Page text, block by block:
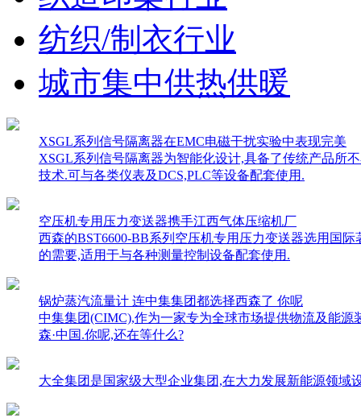
纺织/制衣行业
城市集中供热供暖
XSGL系列信号隔离器在EMC电磁干扰实验中表现完美
XSGL系列信号隔离器为智能化设计,具备了传统产品所
技术.可与各类仪表及DCS,PLC等设备配套使用.
空压机专用压力变送器携手江西气体压缩机厂
西森的BST6600-BB系列空压机专用压力变送器选用国
的需要,适用于与各种测量控制设备配套使用.
锅炉蒸汽流量计 连中集集团都选择西森了 你呢
中集集团(CIMC),作为一家专为全球市场提供物流及能
森·中国.你呢,还在等什么?
大全集团是国家级大型企业集团,在大力发展新能源领域